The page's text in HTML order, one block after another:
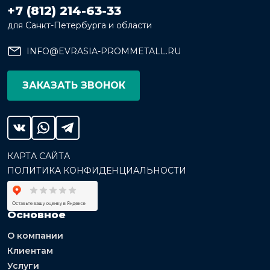
+7 (812) 214-63-33
для Санкт-Петербурга и области
INFO@EVRASIA-PROMMETALL.RU
ЗАКАЗАТЬ ЗВОНОК
КАРТА САЙТА
ПОЛИТИКА КОНФИДЕНЦИАЛЬНОСТИ
Основное
О компании
Клиентам
Услуги